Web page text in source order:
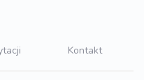
Kontakt